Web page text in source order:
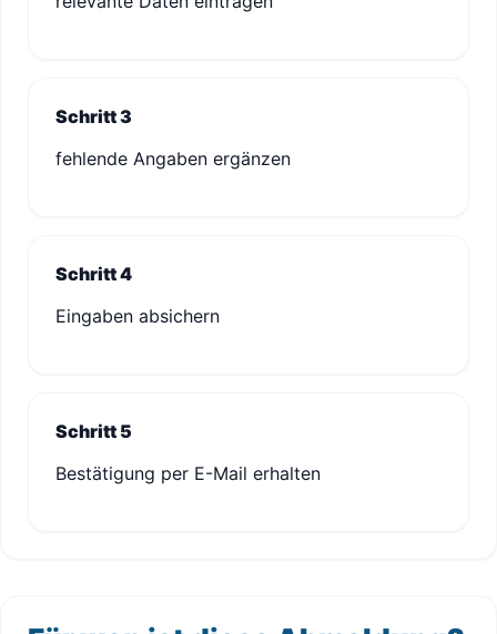
Schritt 3
fehlende Angaben ergänzen
Schritt 4
Eingaben absichern
Schritt 5
Bestätigung per E-Mail erhalten